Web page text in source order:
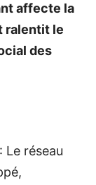
affecte la
ralentit le
des
Le réseau